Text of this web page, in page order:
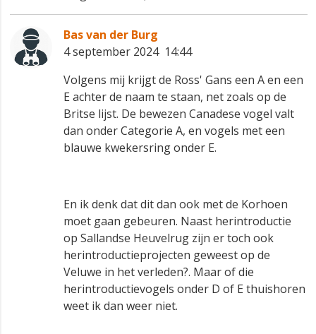
Bas van der Burg
4 september 2024 14:44
Volgens mij krijgt de Ross' Gans een A en een
E achter de naam te staan, net zoals op de
Britse lijst. De bewezen Canadese vogel valt
dan onder Categorie A, en vogels met een
blauwe kwekersring onder E.
En ik denk dat dit dan ook met de Korhoen
moet gaan gebeuren. Naast herintroductie
op Sallandse Heuvelrug zijn er toch ook
herintroductieprojecten geweest op de
Veluwe in het verleden?. Maar of die
herintroductievogels onder D of E thuishoren
weet ik dan weer niet.